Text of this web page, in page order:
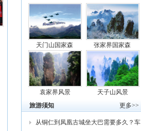
天门山国家森 张家界国家森
袁家界风景
天子山风景
更多>>
旅游须知
从铜仁到凤凰古城坐大巴需要多久？车